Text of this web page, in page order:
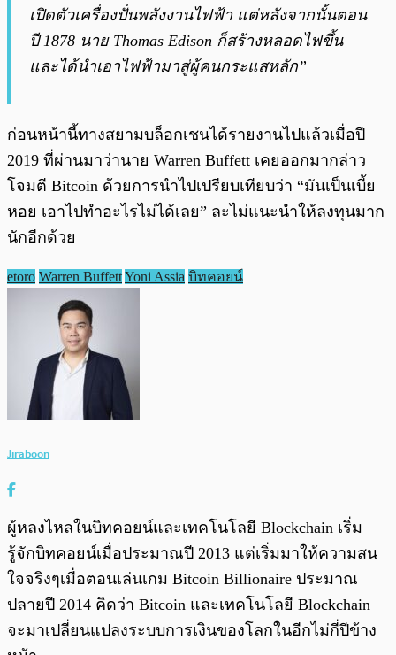
เปิดตัวเครื่องปั่นพลังงานไฟฟ้า แต่หลังจากนั้นตอน
ปี 1878 นาย Thomas Edison ก็สร้างหลอดไฟขึ้น
และได้นำเอาไฟฟ้ามาสู่ผู้คนกระแสหลัก”
ก่อนหน้านี้ทางสยามบล็อกเชนได้รายงานไปแล้วเมื่อปี
2019 ที่ผ่านมาว่านาย Warren Buffett เคยออกมากล่าว
โจมตี Bitcoin ด้วยการนำไปเปรียบเทียบว่า “มันเป็นเบี้ย
หอย เอาไปทำอะไรไม่ได้เลย” ละไม่แนะนำให้ลงทุนมาก
นักอีกด้วย
etoro Warren BuffettYoni Assia บิทคอยน์
Jiraboon
ผู้หลงไหลในบิทคอยน์และเทคโนโลยี Blockchain เริ่ม
รู้จักบิทคอยน์เมื่อประมาณปี 2013 แต่เริ่มมาให้ความสน
ใจจริงๆเมื่อตอนเล่นเกม Bitcoin Billionaire ประมาณ
ปลายปี 2014 คิดว่า Bitcoin และเทคโนโลยี Blockchain
จะมาเปลี่ยนแปลงระบบการเงินของโลกในอีกไม่กี่ปีข้าง